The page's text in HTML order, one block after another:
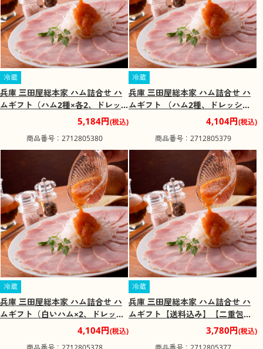
冷蔵
兵庫 三田屋総本家 ハム詰合せ ハ
ムギフト（ハム2種×各2、ドレッ
シング×2）【送料込み】【二重包
装不可】【お届け不可地域：離
5,184円(税込)
商品番号：2712805380
冷蔵
兵庫 三田屋総本家 ハム詰合せ ハ
ムギフト （ハム2種、ドレッシン
グ）【送料込み】【二重包装不
可】【お届け不可地域：離島】
4,104円(税込)
商品番号：2712805379
冷蔵
兵庫 三田屋総本家 ハム詰合せ ハ
ムギフト（白いハム×2、ドレッシ
ング×2）【送料込み】【二重包装
不可】【お届け不可地域：離島】
4,104円(税込)
冷蔵
兵庫 三田屋総本家 ハム詰合せ ハ
ムギフト【送料込み】【二重包装
不可】【お届け不可地域：離島】
3,780円(税込)